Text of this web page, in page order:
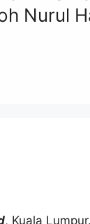
Nurul
, Kuala